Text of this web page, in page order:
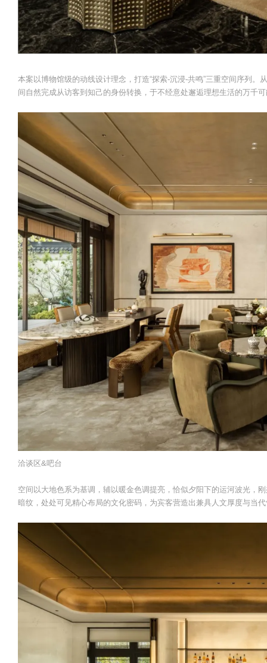
本案以博物馆级的动线设计理念，打造“探索-沉浸-共鸣”三重空间序列
间自然完成从访客到知己的身份转换，于不经意处邂逅理想生活的万千
洽谈区&吧台
空间以大地色系为基调，辅以暖金色调提亮，恰似夕阳下的运河波光，
暗纹，处处可见精心布局的文化密码，为宾客营造出兼具人文厚度与当